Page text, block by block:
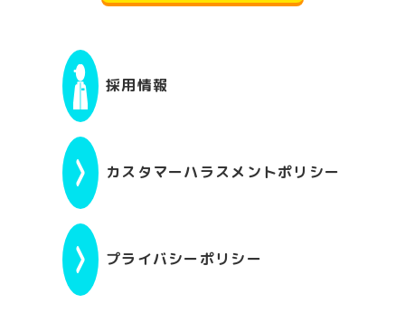
採用情報
カスタマーハラスメントポリシー
プライバシーポリシー